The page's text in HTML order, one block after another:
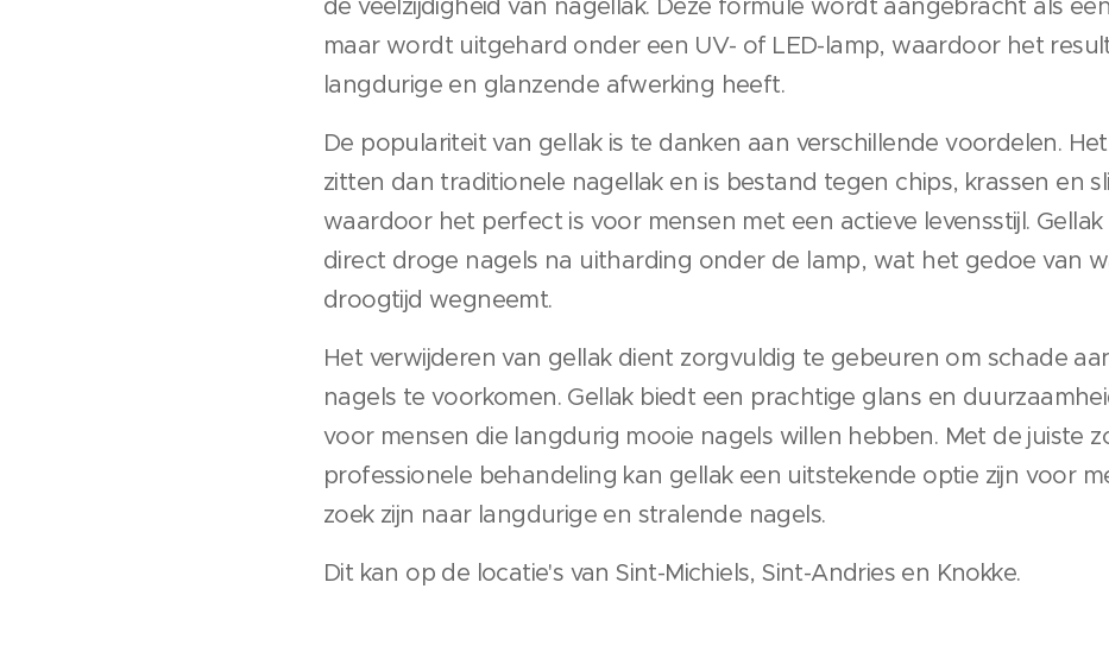
de veelzijdigheid van nagellak. Deze formule wordt aangebracht als
maar wordt uitgehard onder een UV- of LED-lamp, waardoor het
langdurige en glanzende afwerking heeft.
De populariteit van gellak is te danken aan verschillende voordelen.
zitten dan traditionele nagellak en is bestand tegen chips, krassen en
waardoor het perfect is voor mensen met een actieve levensstijl.
direct droge nagels na uitharding onder de lamp, wat het gedoe van
droogtijd wegneemt.
Het verwijderen van gellak dient zorgvuldig te gebeuren om schade
nagels te voorkomen. Gellak biedt een prachtige glans en
voor mensen die langdurig mooie nagels willen hebben. Met de juiste
professionele behandeling kan gellak een uitstekende optie zijn voor
zoek zijn naar langdurige en stralende nagels.
Dit kan op de locatie's van Sint-Michiels, Sint-Andries en Knokke.